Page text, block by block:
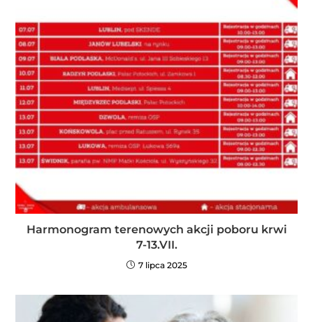
Harmonogram terenowych akcji poboru krwi
7-13.VII.
7 lipca 2025